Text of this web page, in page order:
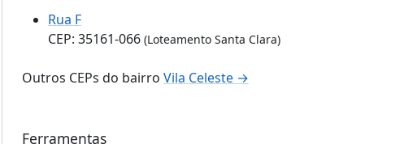
Rua F
CEP: 35161-066 (Loteamento Santa Clara)
Outros CEPs do bairro Vila Celeste →
Ferramentas